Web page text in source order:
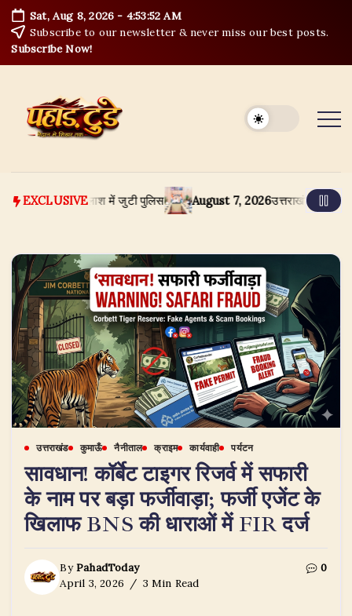
Skip
to
content
Sat, Aug 8, 2026 - 4:53:53 AM
Subscribe to our newsletter & never miss our best posts.
Subscribe Now!
EXCLUSIVE
की तलाश में जुटी पुलिस August 7, 2026उत्तराखंड क्रीड़ा
उत्तराखंड कुमाऊँ नैनीताल क्राइम कार्यवाही पर्यटन
सावधान! कॉर्बेट टाइगर रिजर्व में सफारी
के नाम पर बड़ा फर्जीवाड़ा; फर्जी एजेंट के
खिलाफ BNS की धाराओं में FIR दर्ज
ByPahadToday
April 3, 2026
3 Min Read
0